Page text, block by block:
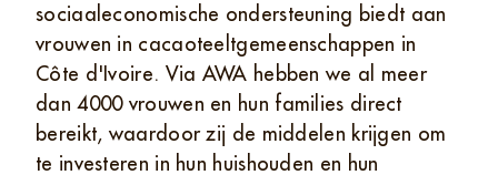
sociaaleconomische ondersteuning biedt aan
vrouwen in cacaoteeltgemeenschappen in
Côte d'Ivoire. Via AWA hebben we al meer
dan 4000 vrouwen en hun families direct
bereikt, waardoor zij de middelen krijgen om
te investeren in hun huishouden en hun